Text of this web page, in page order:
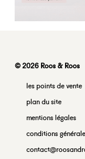
© 2026 Roos & Roos
les points de vente
plan du site
mentions légales
conditions